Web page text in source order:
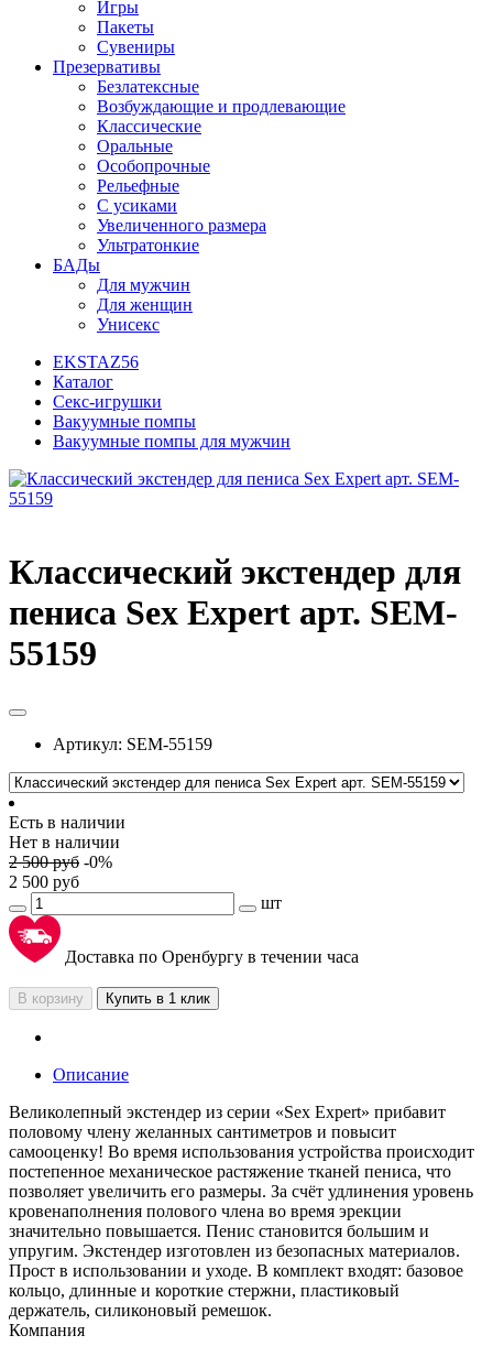
Игры
Пакеты
Сувениры
Презервативы
Безлатексные
Возбуждающие и продлевающие
Классические
Оральные
Особопрочные
Рельефные
С усиками
Увеличенного размера
Ультратонкие
БАДы
Для мужчин
Для женщин
Унисекс
EKSTAZ56
Каталог
Секс-игрушки
Вакуумные помпы
Вакуумные помпы для мужчин
Классический экстендер для
пениса Sex Expert арт. SEM-
55159
Артикул: SEM-55159
Есть в наличии
Нет в наличии
2 500руб -0%
2 500 руб
шт
Доставка по Оренбургу в течении часа
В корзину Купить в 1 клик
Описание
Великолепный экстендер из серии «Sex Expert» прибавит
половому члену желанных сантиметров и повысит
самооценку! Во время использования устройства происходит
постепенное механическое растяжение тканей пениса, что
позволяет увеличить его размеры. За счёт удлинения уровень
кровенаполнения полового члена во время эрекции
значительно повышается. Пенис становится большим и
упругим. Экстендер изготовлен из безопасных материалов.
Прост в использовании и уходе. В комплект входят: базовое
кольцо, длинные и короткие стержни, пластиковый
держатель, силиконовый ремешок.
Компания